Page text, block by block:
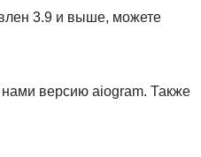
3.9 и выше, можете
версию aiogram. Также